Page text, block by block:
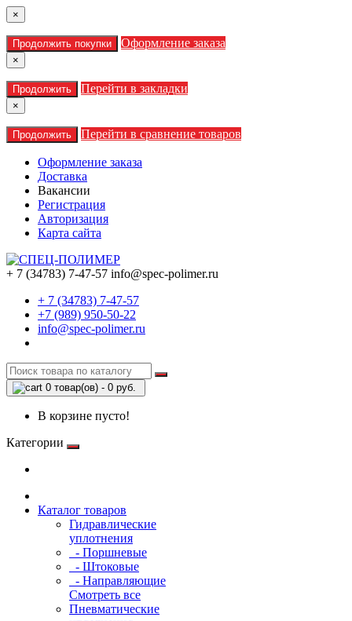
×
Продолжить покупки Оформление заказа
×
Продолжить Перейти в закладки
×
Продолжить Перейти в сравнение товаров
Оформление заказа
Доставка
Вакансии
Регистрация
Авторизация
Карта сайта
+ 7 (34783) 7-47-57 info@spec-polimer.ru
+ 7 (34783) 7-47-57
+7 (989) 950-50-22
info@spec-polimer.ru
0 товар(ов) - 0 руб.
В корзине пусто!
Категории
Каталог товаров
Гидравлические
уплотнения
- Поршневые
- Штоковые
- Направляющие
Смотреть все
Пневматические